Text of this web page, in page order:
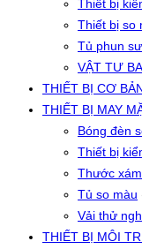
Thiết bị
Thiết bị so
Tủ phun
VẬT TƯ
THIẾT BỊ CƠ
THIẾT BỊ MAY
Bóng đèn
Thiết bị
Thước xám
Tủ so màu
Vải thử
THIẾT BỊ MÔI